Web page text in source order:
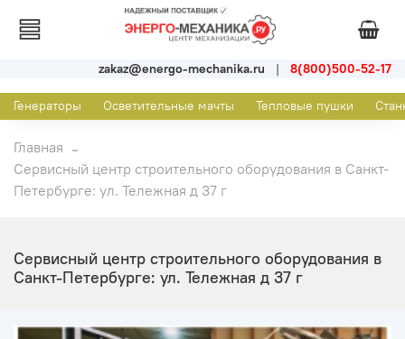
zakaz@energo-mechanika.ru | 8(800)500-52-17
Генераторы Осветительные мачты Тепловые пушки
Главная
Сервисный центр строительного оборудования в Санкт-
Петербурге: ул. Тележная д 37 г
Сервисный центр строительного оборудования в
Санкт-Петербурге: ул. Тележная д 37 г